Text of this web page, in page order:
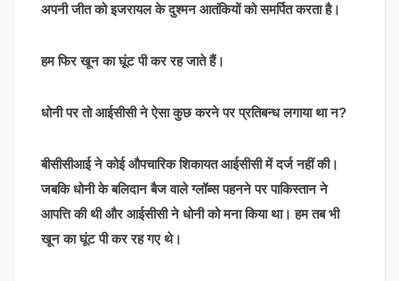
अपनी जीत को इजरायल के दुश्मन आतंकियों को समर्पित करता है।
हम फिर खून का घूंट पी कर रह जाते हैं।
धोनी पर तो आईसीसी ने ऐसा कुछ करने पर प्रतिबन्ध लगाया था न?
बीसीसीआई ने कोई औपचारिक शिकायत आईसीसी में दर्ज नहीं की।
जबकि धोनी के बलिदान बैज वाले ग्लॉब्स पहनने पर पाकिस्तान ने
आपत्ति की थी और आईसीसी ने धोनी को मना किया था। हम तब भी
खून का घूंट पी कर रह गए थे।